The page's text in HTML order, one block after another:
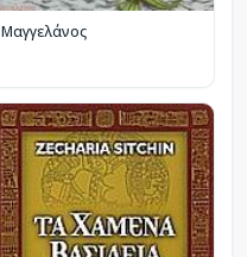
Μαγγελάνος